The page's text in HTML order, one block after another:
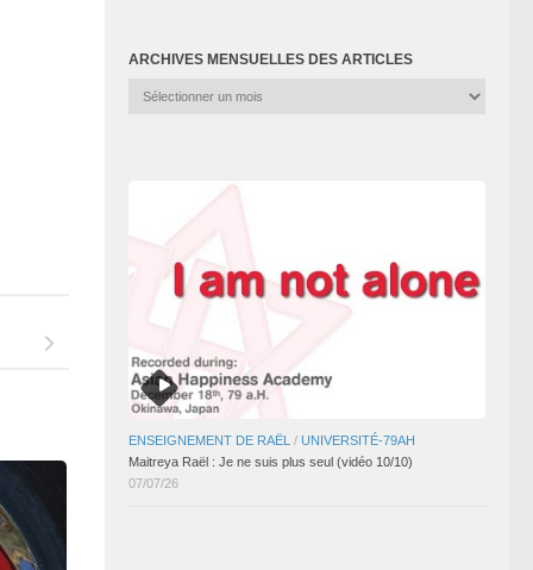
ARCHIVES MENSUELLES DES ARTICLES
Archives
ENSEIGNEMENT DE RAËL / UNIVERSITÉ-79AH
Maitreya Raël : Je ne suis plus seul (vidéo 10/10)
07/07/26